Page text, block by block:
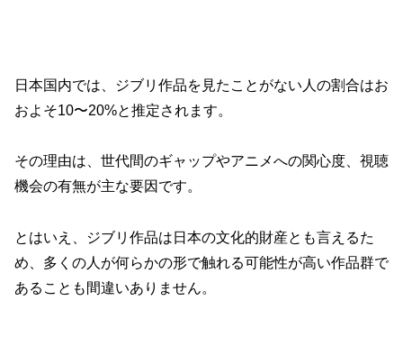
日本国内では、ジブリ作品を見たことがない人の割合はお
およそ10〜20%と推定されます。
その理由は、世代間のギャップやアニメへの関心度、視聴
機会の有無が主な要因です。
とはいえ、ジブリ作品は日本の文化的財産とも言えるた
め、多くの人が何らかの形で触れる可能性が高い作品群で
あることも間違いありません。